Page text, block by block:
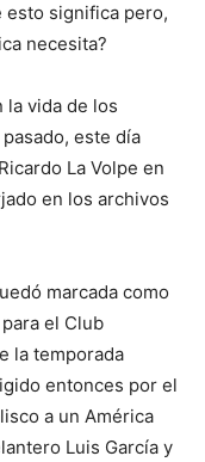
esto significa pero,
necesita?
la vida de los
este día
La Volpe en
en los archivos
marcada como
el Club
la temporada
entonces por el
a un América
Luis García y